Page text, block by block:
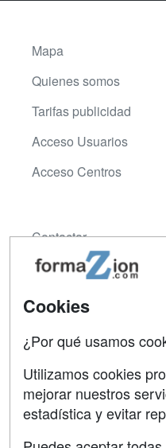
Mapa
Quienes somos
Tarifas publicidad
Acceso Usuarios
Acceso Centros
Contactar
Confidencialidad
Aviso legal
Grupo formazion:
Cookies
¿Por qué usamos
Utilizamos cookies
mejorar nuestros
estadística y evitar